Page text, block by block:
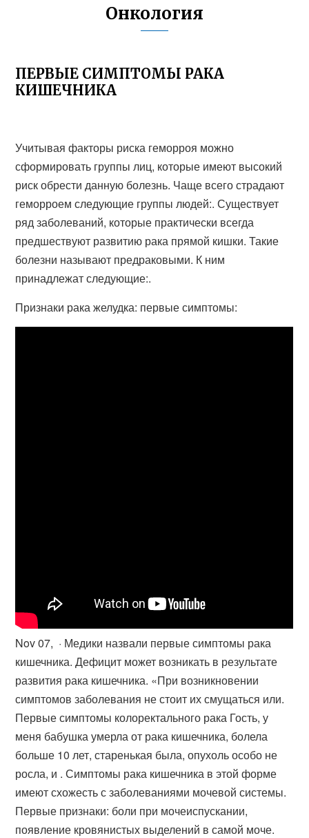
Онкология
ПЕРВЫЕ СИМПТОМЫ РАКА
КИШЕЧНИКА
Учитывая факторы риска геморроя можно
сформировать группы лиц, которые имеют высокий
риск обрести данную болезнь. Чаще всего страдают
геморроем следующие группы людей:. Существует
ряд заболеваний, которые практически всегда
предшествуют развитию рака прямой кишки. Такие
болезни называют предраковыми. К ним
принадлежат следующие:.
Признаки рака желудка: первые симптомы:
Nov 07, · Медики назвали первые симптомы рака
кишечника. Дефицит может возникать в результате
развития рака кишечника. «При возникновении
симптомов заболевания не стоит их смущаться или.
Первые симптомы колоректального рака Гость, у
меня бабушка умерла от рака кишечника, болела
больше 10 лет, старенькая была, опухоль особо не
росла, и . Симптомы рака кишечника в этой форме
имеют схожесть с заболеваниями мочевой системы.
Первые признаки: боли при мочеиспускании,
появление кровянистых выделений в самой моче.